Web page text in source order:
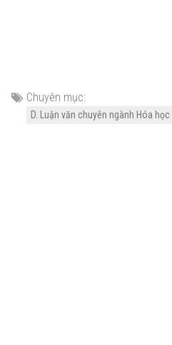
Chuyên mục:
D. Luận văn chuyên ngành Hóa